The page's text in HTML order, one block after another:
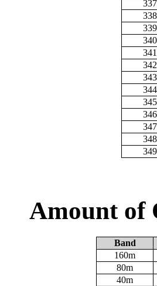
337
338
339
340
341
342
343
344
345
346
347
348
349
Amount of
Band
160m
80m
40m